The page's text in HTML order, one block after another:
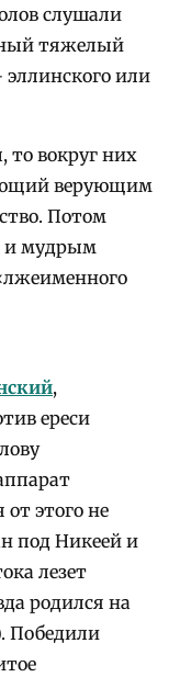
слушали
тяжелый
или
то вокруг них
верующим
Потом
и мудрым
,
ереси
этого не
под Никеей и
лезет
родился на
Победили